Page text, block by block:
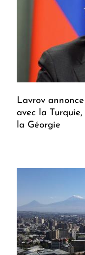
Lavrov
avec la
la Géorgie